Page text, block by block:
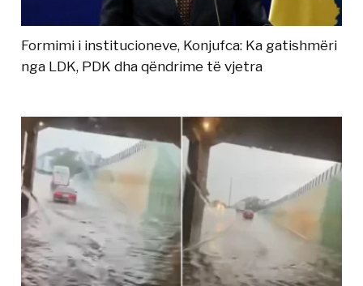
Formimi i institucioneve, Konjufca: Ka gatishmëri
nga LDK, PDK dha qëndrime të vjetra